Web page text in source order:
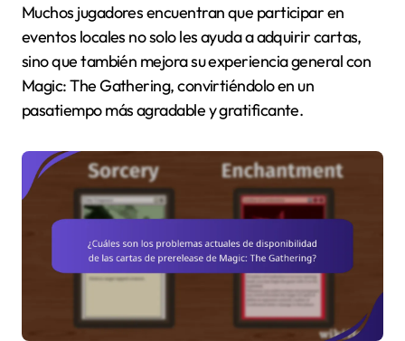
Muchos jugadores encuentran que participar en
eventos locales no solo les ayuda a adquirir cartas,
sino que también mejora su experiencia general con
Magic: The Gathering, convirtiéndolo en un
pasatiempo más agradable y gratificante.